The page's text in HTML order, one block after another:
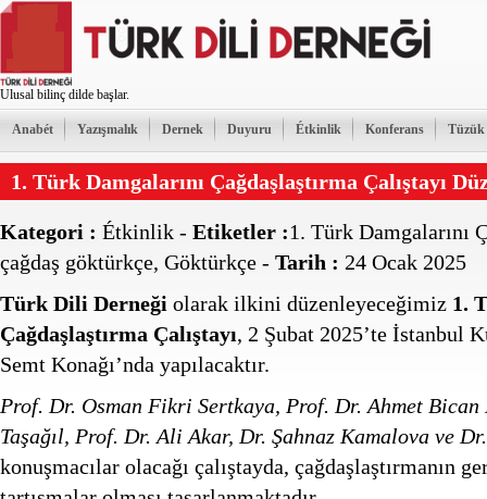
Ulusal bilinç dilde başlar.
Anabét Yazışmalık Dernek Duyuru Étkinlik Konferans Tüzük
1. Türk Damgalarını Çağdaşlaştırma Çalıştayı
Kategori : Étkinlik - Etiketler :1. Türk Damgalarını
çağdaş göktürkçe, Göktürkçe - Tarih : 24 Ocak 2025
Türk Dili Derneği olarak ilkini düzenleyeceğimiz 1.
Çağdaşlaştırma Çalıştayı, 2 Şubat 2025’te İstanbul
Semt Konağı’nda yapılacaktır.
Prof. Dr. Osman Fikri Sertkaya, Prof. Dr. Ahmet
Taşağıl, Prof. Dr. Ali Akar, Dr. Şahnaz Kamalova ve
konuşmacılar olacağı çalıştayda, çağdaşlaştırmanın